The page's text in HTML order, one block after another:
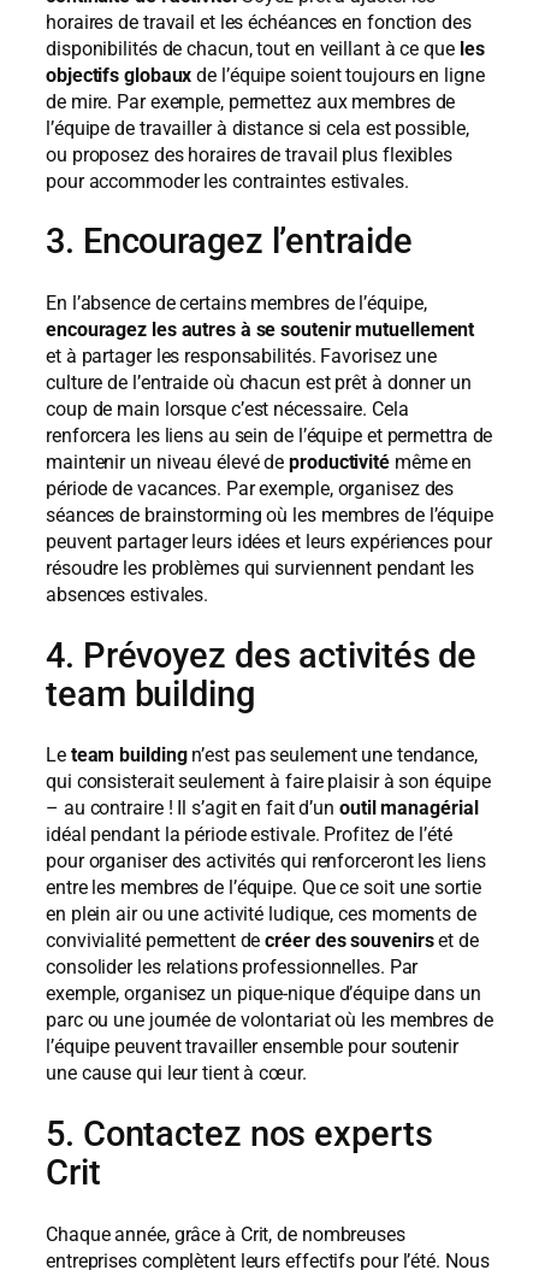
horaires de travail et les échéances en fonction des
disponibilités de chacun, tout en veillant à ce que les
objectifs globaux de l’équipe soient toujours en ligne
de mire. Par exemple, permettez aux membres de
l’équipe de travailler à distance si cela est possible,
ou proposez des horaires de travail plus flexibles
pour accommoder les contraintes estivales.
3. Encouragez l’entraide
En l’absence de certains membres de l’équipe,
encouragez les autres à se soutenir mutuellement
et à partager les responsabilités. Favorisez une
culture de l’entraide où chacun est prêt à donner un
coup de main lorsque c’est nécessaire. Cela
renforcera les liens au sein de l’équipe et permettra de
maintenir un niveau élevé deproductivitémême en
période de vacances. Par exemple, organisez des
séances de brainstorming où les membres de l’équipe
peuvent partager leurs idées et leurs expériences pour
résoudre les problèmes qui surviennent pendant les
absences estivales.
4. Prévoyez des activités de
team building
Le team buildingn’est pas seulement une tendance,
qui consisterait seulement à faire plaisir à son équipe
– au contraire ! Il s’agit en fait d’un outil managérial
idéal pendant la période estivale. Profitez de l’été
pour organiser des activités qui renforceront les liens
entre les membres de l’équipe. Que ce soit une sortie
en plein air ou une activité ludique, ces moments de
convivialité permettent decréer des souvenirset de
consolider les relations professionnelles. Par
exemple, organisez un pique-nique d’équipe dans un
parc ou une journée de volontariat où les membres de
l’équipe peuvent travailler ensemble pour soutenir
une cause qui leur tient à cœur.
5. Contactez nos experts
Crit
Chaque année, grâce à Crit, de nombreuses
entreprises complètent leurs effectifs pour l’été. Nous